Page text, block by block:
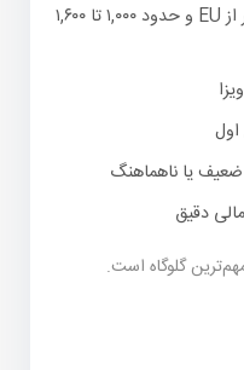
هزینه شهریه برای خارجی‌ها بالاتر از EU و حدود ۱,۰۰۰ تا ۱,۶۰۰
یا ناهماهنگ
دقیق
گلوگاه است.